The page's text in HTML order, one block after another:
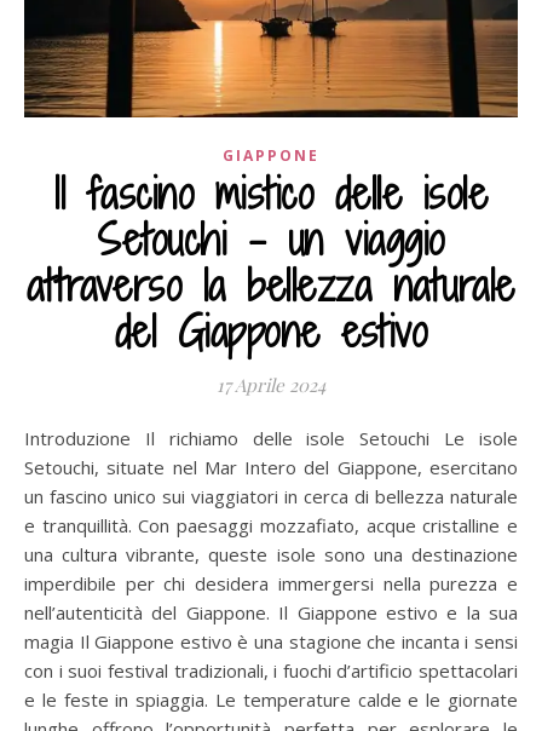
GIAPPONE
Il fascino mistico delle isole
Setouchi – un viaggio
attraverso la bellezza naturale
del Giappone estivo
17 Aprile 2024
Introduzione Il richiamo delle isole Setouchi Le isole
Setouchi, situate nel Mar Intero del Giappone, esercitano
un fascino unico sui viaggiatori in cerca di bellezza naturale
e tranquillità. Con paesaggi mozzafiato, acque cristalline e
una cultura vibrante, queste isole sono una destinazione
imperdibile per chi desidera immergersi nella purezza e
nell’autenticità del Giappone. Il Giappone estivo e la sua
magia Il Giappone estivo è una stagione che incanta i sensi
con i suoi festival tradizionali, i fuochi d’artificio spettacolari
e le feste in spiaggia. Le temperature calde e le giornate